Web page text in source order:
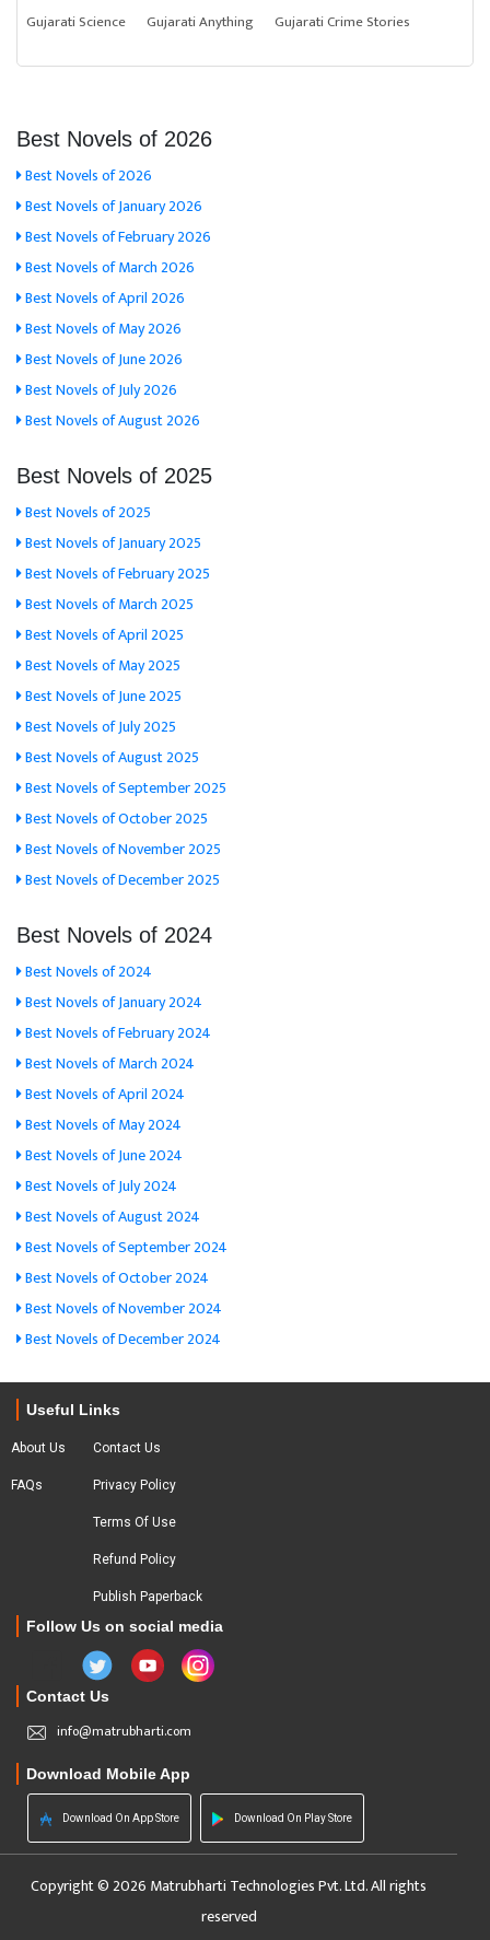
Gujarati Science
Gujarati Anything Gujarati Crime Stories
Best Novels of 2026
Best Novels of 2026
Best Novels of January 2026
Best Novels of February 2026
Best Novels of March 2026
Best Novels of April 2026
Best Novels of May 2026
Best Novels of June 2026
Best Novels of July 2026
Best Novels of August 2026
Best Novels of 2025
Best Novels of 2025
Best Novels of January 2025
Best Novels of February 2025
Best Novels of March 2025
Best Novels of April 2025
Best Novels of May 2025
Best Novels of June 2025
Best Novels of July 2025
Best Novels of August 2025
Best Novels of September 2025
Best Novels of October 2025
Best Novels of November 2025
Best Novels of December 2025
Best Novels of 2024
Best Novels of 2024
Best Novels of January 2024
Best Novels of February 2024
Best Novels of March 2024
Best Novels of April 2024
Best Novels of May 2024
Best Novels of June 2024
Best Novels of July 2024
Best Novels of August 2024
Best Novels of September 2024
Best Novels of October 2024
Best Novels of November 2024
Best Novels of December 2024
Useful Links
About Us
FAQs
Contact Us
Privacy Policy
Terms Of Use
Refund Policy
Publish Paperback
Follow Us on social media
Contact Us
info@matrubharti.com
Download Mobile App
Download On App Store Download On Play Store
Copyright © 2026 Matrubharti Technologies Pvt. Ltd. All rights
reserved